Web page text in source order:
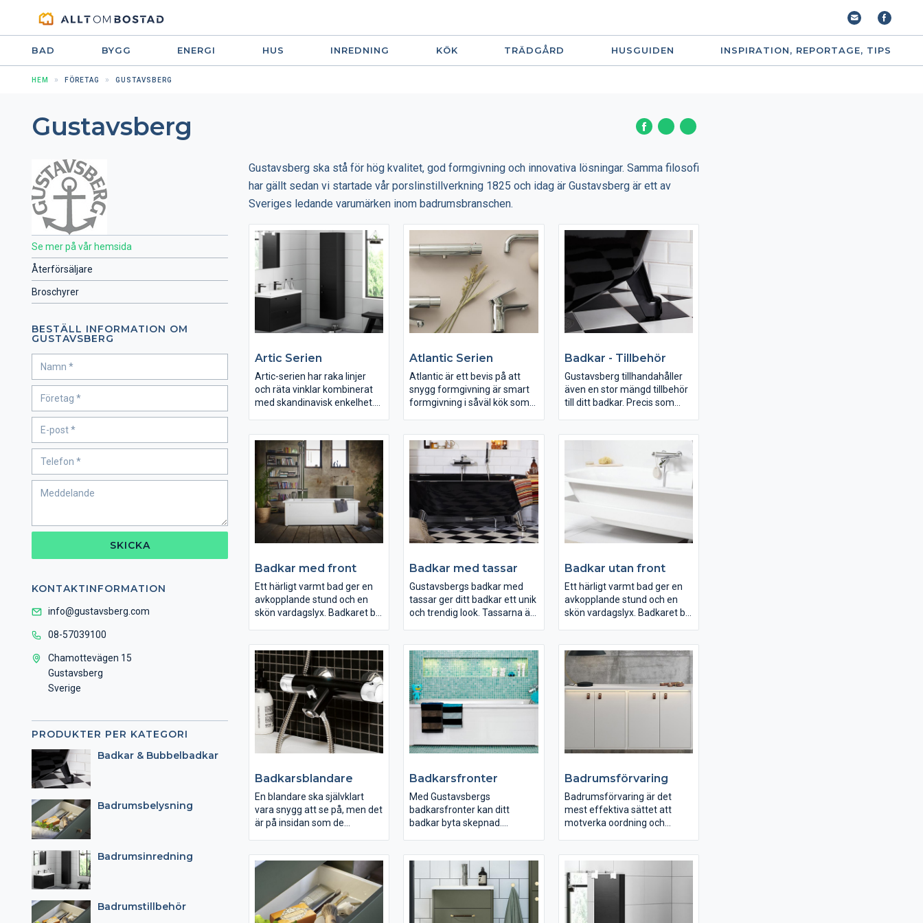
BAD BYGG ENERGI HUS INREDNING KÖK TRÄDGÅRD HUSGUIDEN INSPIRATION, REPORTAGE, TIPS
HEM FÖRETAG GUSTAVSBERG
Gustavsberg
Se mer på vår hemsida
Återförsäljare
Broschyrer
BESTÄLL INFORMATION OM
GUSTAVSBERG
SKICKA
KONTAKTINFORMATION
info@gustavsberg.com
08-57039100
Chamottevägen 15
Gustavsberg
Sverige
PRODUKTER PER KATEGORI
Badkar & Bubbelbadkar
Badrumsbelysning
Badrumsinredning
Badrumstillbehör
Gustavsberg ska stå för hög kvalitet, god formgivning och innovativa lösningar. Samma filosofi
har gällt sedan vi startade vår porslinstillverkning 1825 och idag är Gustavsberg är ett av
Sveriges ledande varumärken inom badrumsbranschen.
Artic Serien
Artic-serien har raka linjer
och räta vinklar kombinerat
med skandinavisk enkelhet.
flesta badrum. De rena
formerna tillsammans med
de släta ytorna gör
produkterna lättstädade och
hygieniska.
Atlantic Serien
Atlantic är ett bevis på att
snygg formgivning är smart
formgivning i såväl kök som
blandare för tvättställ, dusch,
badkar och kök.
Alla modeller finns i två olika
utföranden, för att möta de
högt ställda krav som finns
på marknaden.
Badkar - Tillbehör
Gustavsberg tillhandahåller
även en stor mängd tillbehör
till ditt badkar. Precis som
håller även våra tillbehör för
badkar samma höga kvalitet,
enhetliga design och smarta
funktionalitet. Ta reda på vad
som ingår när du beställer
ditt badkar och komplettera
med nödvändiga tillbehör
direkt!
Badkar med front
Ett härligt varmt bad ger en
avkopplande stund och en
skön vardagslyx. Badkaret blir
Oavsett om du söker design,
funktion eller både och så har
vi ett badkar för dig. Välj med
eller utan front, vitt eller
svart, på fina tassar eller
inbyggt. Med vår
antihalkbehandling och
speciella ytbehandling blir ditt
badkar både mindre halkigt
Badkar med tassar
Gustavsbergs badkar med
tassar ger ditt badkar ett unik
och trendig look. Tassarna är
efter egen smak och stil.
Badkaren med tassar är
fristående och därmed lätta
att städa. Det går att få
badkaret med en unik
antihalkbehandling eller
ytbehandling (Glazeplus) så
att de blir säkra och lättare
att rengöra.
Badkar utan front
Ett härligt varmt bad ger en
avkopplande stund och en
skön vardagslyx. Badkaret blir
Oavsett om du söker design,
funktion eller både och så har
vi ett badkar för dig. Välj med
eller utan front, vitt eller
badkar både mindre halkigt
Badkarsblandare
En blandare ska självklart
vara snygg att se på, men det
är på insidan som de
Gustavsberg tillhandahåller
blandare i hög kvalitet med
smarta lösningar som både
är energi- och
vattenbesparande. Har du
Badkarsfronter
Med Gustavsbergs
badkarsfronter kan ditt
badkar byta skepnad.
färger kan du enkelt forma
ditt badkar efter egen stil.
Varför inte byta till ett mer
tilltalande och färgglatt
badkar som ger ditt badrum
Badrumsförvaring
Badrumsförvaring är det
mest effektiva sättet att
motverka oordning och
badrumsförvaring passar dig
bäst? Gustavsberg har
badrumsförvaring för alla
behov. Skåp som gömmer
undan dina saker samtidigt